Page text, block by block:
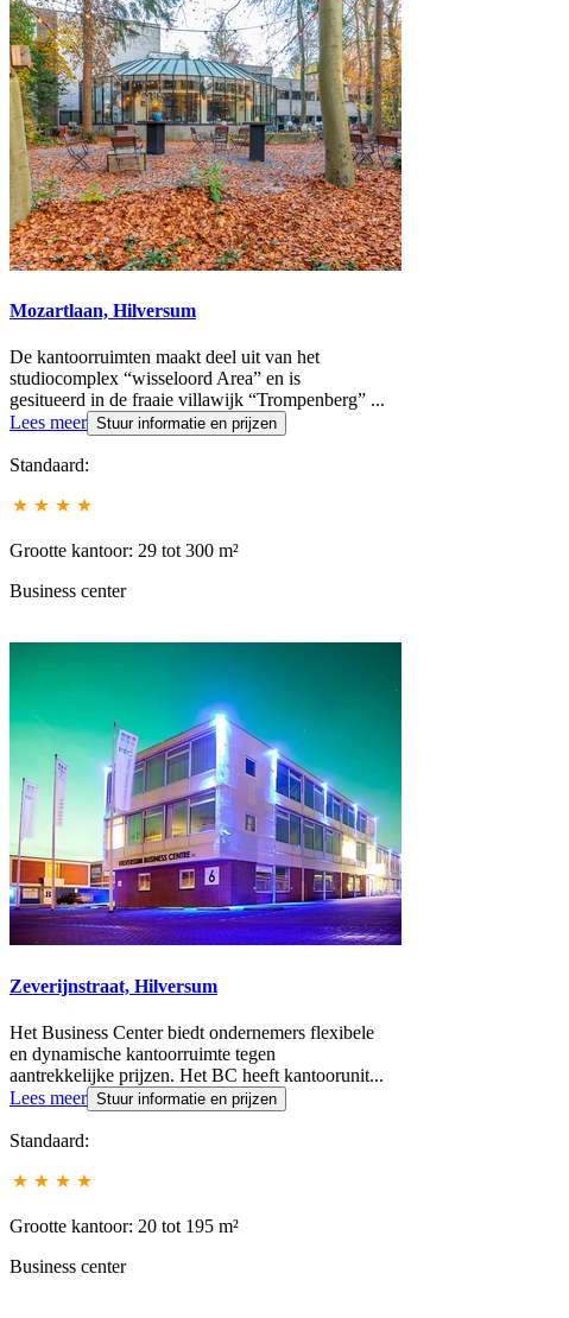
Mozartlaan, Hilversum
De kantoorruimten maakt deel uit van het
studiocomplex “wisseloord Area” en is
gesitueerd in de fraaie villawijk “Trompenberg” ...
Lees meer Stuur informatie en prijzen
Standaard:
Grootte kantoor: 29 tot 300 m²
Business center
Zeverijnstraat, Hilversum
Het Business Center biedt ondernemers flexibele
en dynamische kantoorruimte tegen
aantrekkelijke prijzen. Het BC heeft kantoorunit...
Lees meer Stuur informatie en prijzen
Standaard:
Grootte kantoor: 20 tot 195 m²
Business center